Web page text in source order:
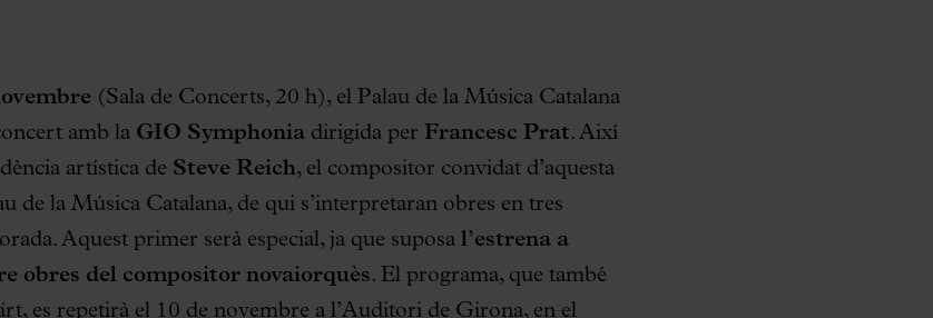
(Sala de Concerts, 20 h), el Palau de la Música Catalana
amb laGIO Symphoniadirigida per Francesc Prat. Així
artística de Steve Reich, el compositor convidat d’aquesta
de la Música Catalana, de qui s’interpretaran obres en tres
Aquest primer serà especial, ja que suposa l’estrena a
obres del compositor novaiorquès. El programa, que també
es repetirà el 10 de novembre a l’Auditori de Girona, en el